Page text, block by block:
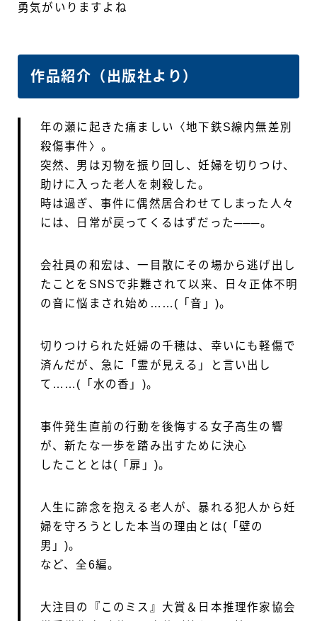
勇気がいりますよね
作品紹介（出版社より）
年の瀬に起きた痛ましい〈地下鉄S線内無差別
殺傷事件〉。
突然、男は刃物を振り回し、妊婦を切りつけ、
助けに入った老人を刺殺した。
時は過ぎ、事件に偶然居合わせてしまった人々
には、日常が戻ってくるはずだった───。
会社員の和宏は、一目散にその場から逃げ出し
たことをSNSで非難されて以来、日々正体不明
の音に悩まされ始め……(「音」)。
切りつけられた妊婦の千穂は、幸いにも軽傷で
済んだが、急に「霊が見える」と言い出し
て……(「水の香」)。
事件発生直前の行動を後悔する女子高生の響
が、新たな一歩を踏み出すために決心
したこととは(「扉」)。
人生に諦念を抱える老人が、暴れる犯人から妊
婦を守ろうとした本当の理由とは(「壁の
男」)。
など、全6編。
大注目の『このミス』大賞＆日本推理作家協会